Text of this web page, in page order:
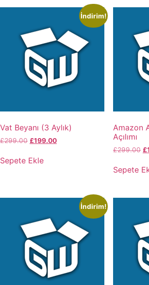
İndirim!
Vat Beyanı (3 Aylık)
£299.00 £199.00
Sepete Ekle
Amazon
Açılımı
£299.00 £
Sepete
İndirim!